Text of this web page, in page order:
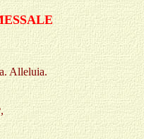
Alleluia.